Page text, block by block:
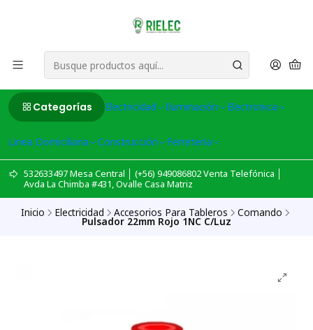
Categorías Electricidad Iluminación Electronica
Linea Domiciliaria Construcción Ferreteria
532633497 Mesa Central │ (+56) 949086802 Venta Telefónica │
Avda La Chimba #431, Ovalle Casa Matriz
Inicio Electricidad Accesorios Para Tableros Comando
Pulsador 22mm Rojo 1NC C/Luz